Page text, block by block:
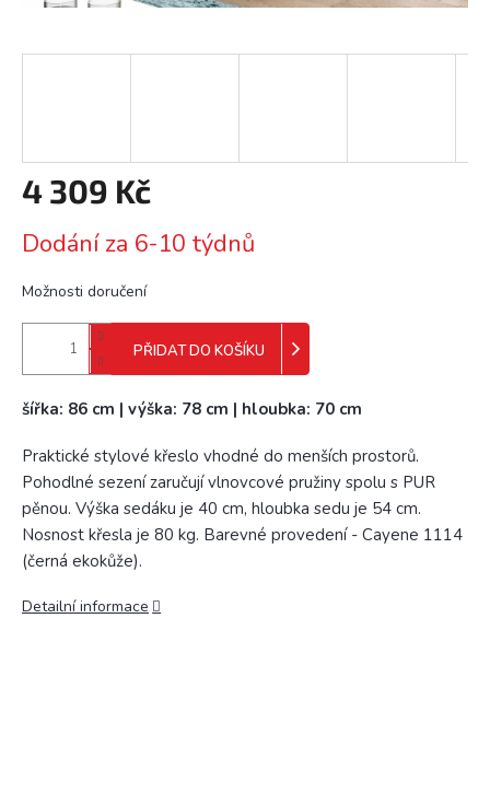
4 309 Kč
cena:
Dodání za 6-10 týdnů
Možnosti doručení
PŘIDAT DO KOŠÍKU
šířka: 86 cm | výška: 78 cm | hloubka: 70 cm
Praktické stylové křeslo vhodné do menších prostorů.
Pohodlné sezení zaručují vlnovcové pružiny spolu s PUR
pěnou. Výška sedáku je 40 cm, hloubka sedu je 54 cm.
Nosnost křesla je 80 kg. Barevné provedení - Cayene 1114
(černá ekokůže).
Detailní informace